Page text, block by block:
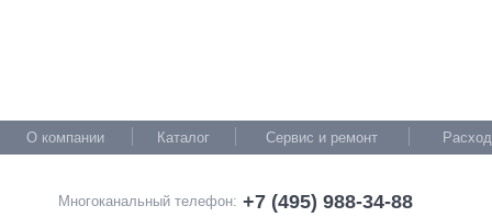
О компании Каталог Сервис и ремонт
Многоканальный телефон: +7 (495) 988-34-88